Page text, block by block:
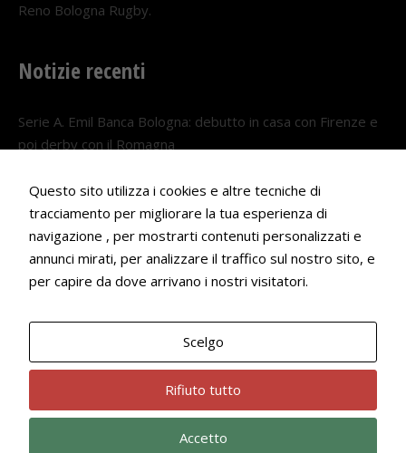
Reno Bologna Rugby.
Notizie recenti
Serie A. Emil Banca Bologna: debutto in casa con Firenze e
poi derby con il Romagna
Serie A. Il Bologna nel girone veneto
29 LUGLIO 2026
Francesco Andrei convocato al Camp estivo della nazionale
22 LUGLIO 2026
Questo sito utilizza i cookies e altre tecniche di
tracciamento per migliorare la tua esperienza di
navigazione , per mostrarti contenuti personalizzati e
annunci mirati, per analizzare il traffico sul nostro sito, e
per capire da dove arrivano i nostri visitatori.
Scelgo
Rifiuto tutto
Accetto